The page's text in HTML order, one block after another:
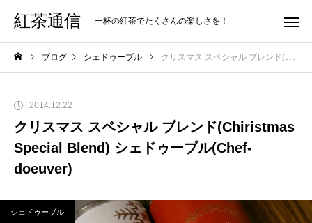
紅茶通信 一杯の紅茶でたくさんの楽しさを！
ブログ シェドゥーブル クリスマス スペシャル ブレンド(Chiristmas Special Blend) シェドゥーブル(Chef-doeuver)
2014.12.22
クリスマス スペシャル ブレンド(Chiristmas
Special Blend) シェドゥーブル(Chef-
doeuver)
シェドゥーブル